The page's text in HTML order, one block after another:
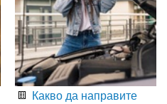
Какво да направите